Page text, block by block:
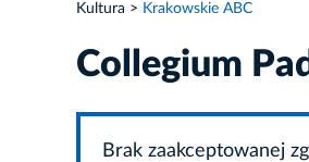
Kultura Krakowskie ABC
Collegium
Brak zaakceptowanej